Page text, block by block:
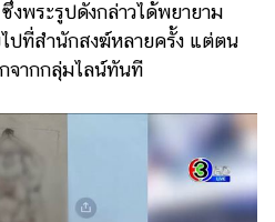
งพระรูปดังกล่าวได้พยายาม
ที่สำนักสงฆ์หลายครั้ง แต่ตน
จากกลุ่มไลน์ทันที